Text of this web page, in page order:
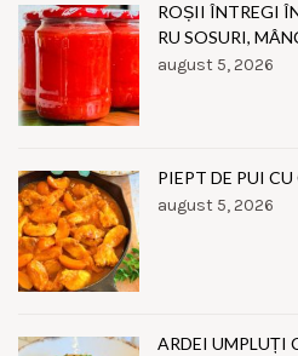
ROȘII ÎNTREGI
RU SOSURI,
august 5, 2026
PIEPT DE PUI CU
august 5, 2026
ARDEI UMPLUȚI